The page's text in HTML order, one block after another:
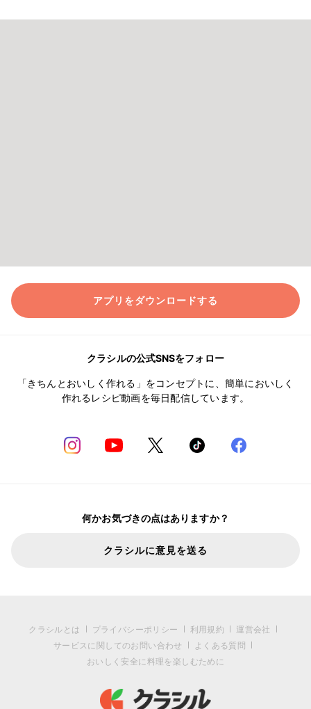
アプリをダウンロードする
クラシルの公式SNSをフォロー
「きちんとおいしく作れる」をコンセプトに、簡単においしく
作れるレシピ動画を毎日配信しています。
何かお気づきの点はありますか？
クラシルに意見を送る
クラシルとは プライバシーポリシー 利用規約
運営会社
サービスに関してのお問い合わせ
よくある質問
おいしく安全に料理を楽しむために